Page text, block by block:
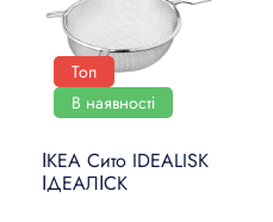
Топ
В наявності
ІКЕА Сито IDEALISK
ІДЕАЛІСК